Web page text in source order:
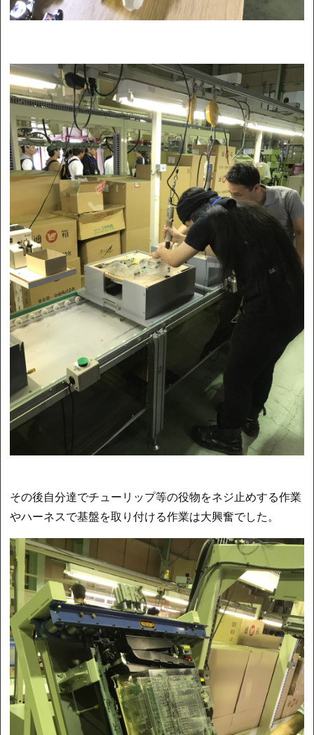
その後自分達でチューリップ等の役物をネジ止めする作業
やハーネスで基盤を取り付ける作業は大興奮でした。